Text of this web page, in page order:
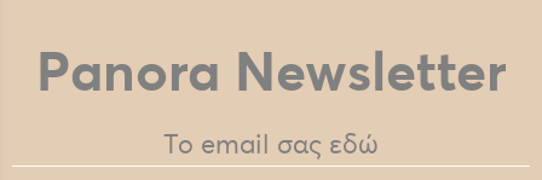
Panora Newsletter